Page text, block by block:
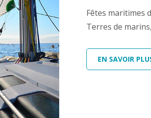
Fêtes maritimes
Terres de
EN SAVOIR